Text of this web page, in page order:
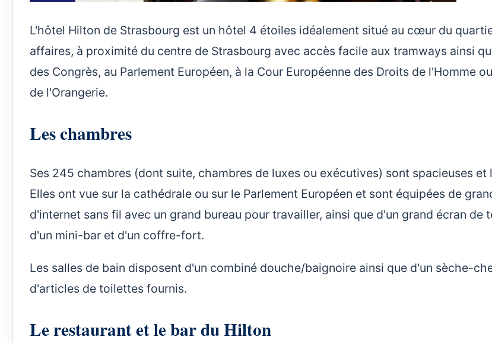
L'hôtel Hilton de Strasbourg est un hôtel 4 étoiles idéalement situé au cœur du
affaires, à proximité du centre de Strasbourg avec accès facile aux tramways ainsi
des Congrès, au Parlement Européen, à la Cour Européenne des Droits de l'Homme
de l'Orangerie.
Les chambres
Ses 245 chambres (dont suite, chambres de luxes ou exécutives) sont spacieuses et
Elles ont vue sur la cathédrale ou sur le Parlement Européen et sont équipées de
d'internet sans fil avec un grand bureau pour travailler, ainsi que d'un grand écran de
d'un mini-bar et d'un coffre-fort.
Les salles de bain disposent d'un combiné douche/baignoire ainsi que d'un sèche-
d'articles de toilettes fournis.
Le restaurant et le bar du Hilton